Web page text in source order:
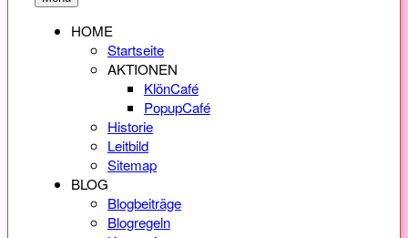
HOME
Startseite
AKTIONEN
KlönCafé
PopupCafé
Historie
Leitbild
Sitemap
BLOG
Blogbeiträge
Blogregeln